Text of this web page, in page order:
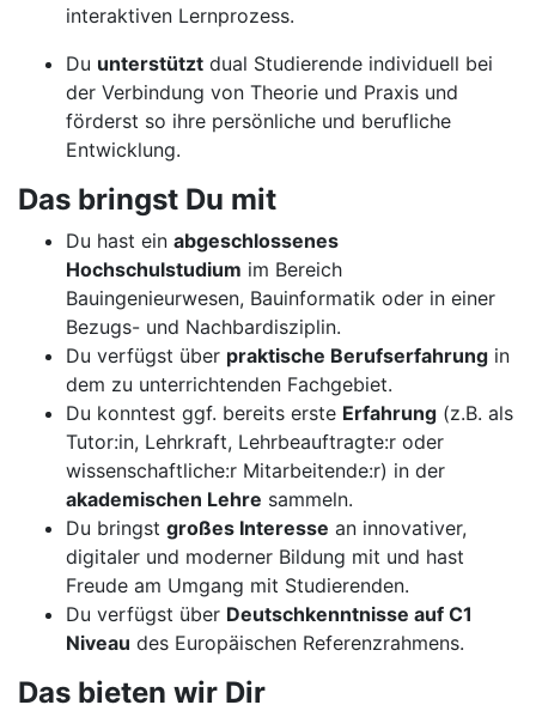
interaktiven Lernprozess.
Du unterstützt dual Studierende individuell bei
der Verbindung von Theorie und Praxis und
förderst so ihre persönliche und berufliche
Entwicklung.
Das bringst Du mit
Du hast ein abgeschlossenes
Hochschulstudium im Bereich
Bauingenieurwesen, Bauinformatik oder in einer
Bezugs- und Nachbardisziplin.
Du verfügst über praktische Berufserfahrung in
dem zu unterrichtenden Fachgebiet.
Du konntest ggf. bereits erste Erfahrung (z.B. als
Tutor:in, Lehrkraft, Lehrbeauftragte:r oder
wissenschaftliche:r Mitarbeitende:r) in der
akademischen Lehre sammeln.
Du bringst großes Interesse an innovativer,
digitaler und moderner Bildung mit und hast
Freude am Umgang mit Studierenden.
Du verfügst über Deutschkenntnisse auf C1
Niveau des Europäischen Referenzrahmens.
Das bieten wir Dir